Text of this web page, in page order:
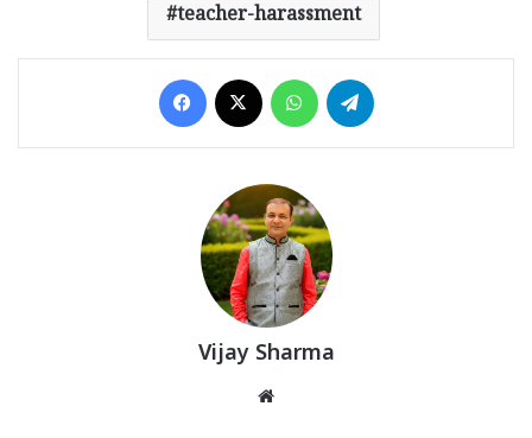
teacher-harassment
Facebook WhatsApp
Vijay Sharma